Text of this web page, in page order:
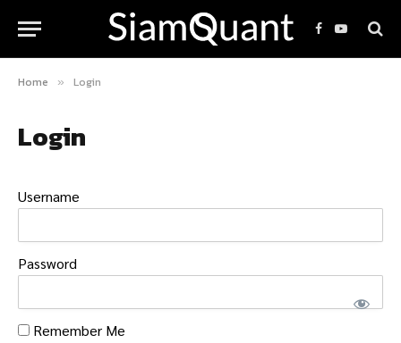
Facebook
YouTube
Home » Login
Login
Username
Password
Remember Me